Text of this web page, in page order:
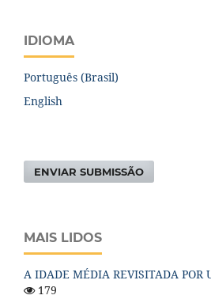
IDIOMA
Português (Brasil)
English
ENVIAR SUBMISSÃO
MAIS LIDOS
A IDADE MÉDIA REVISITADA POR
179